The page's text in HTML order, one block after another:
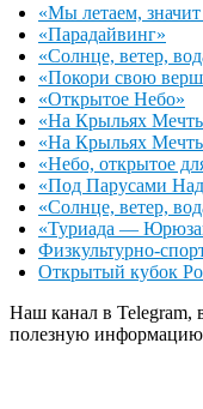
«Мы летаем,
«Парадайвинг»
«Солнце, ветер,
«Покори свою
«Открытое Небо»
«На Крыльях
«На Крыльях
«Небо, открытое
«Под Парусами
«Солнце, ветер,
«Туриада —
Физкультурно-
Открытый кубок
Наш канал в Telegram,
полезную информацию